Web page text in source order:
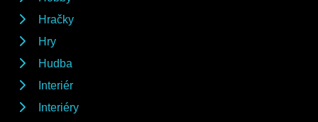
Hračky
Hry
Hudba
Interiér
Interiéry